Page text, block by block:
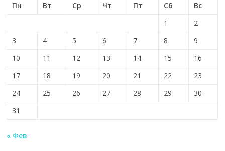
Пн
Вт Ср Чт Пт Сб
Вс
1
2
3
4 5 6 7 8
9
10
11 12 13 14 15
16
17
18 19 20 21 22
23
24
25 26 27 28 29
30
31
« Фев